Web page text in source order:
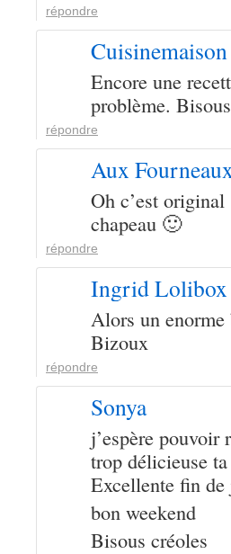
répondre
Cuisinemaison
Encore une
problème.
répondre
Aux Fourneaux
Oh c’est
chapeau 🙂
répondre
Ingrid Lolibox
Alors un
Bizoux
répondre
Sonya
j’espère pouvoir
trop délicieuse
Excellente fin de
bon weekend
Bisous créoles